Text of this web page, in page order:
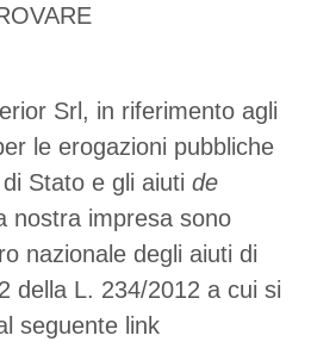
Srl, in riferimento agli
le erogazioni pubbliche
Stato e gli aiuti de
nostra impresa sono
nazionale degli aiuti di
della L. 234/2012 a cui si
seguente link